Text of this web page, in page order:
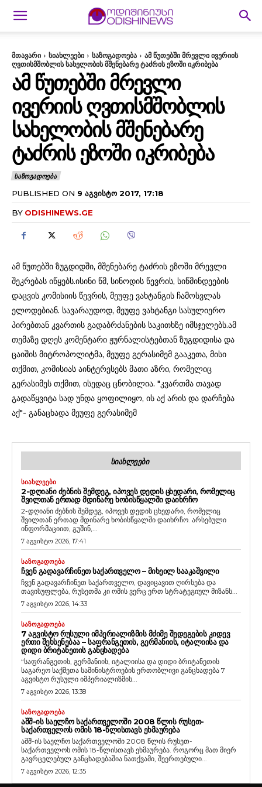
მთავარი სიახლეები საზოგადოება
ამ წუთებში მრევლი ივერიის
ღვთისმშობლის სახელობის მშენებარე ტაძრის ეზოში იკრიბება
ᲐᲛ ᲬᲣᲗᲔᲑᲨᲘ ᲛᲠᲔᲕᲚᲘ
ᲘᲕᲔᲠᲘᲘᲡ ᲦᲕᲗᲘᲡᲛᲨᲝᲑᲚᲘᲡ
ᲡᲐᲮᲔᲚᲝᲑᲘᲡ ᲛᲨᲔᲜᲔᲑᲐᲠᲔ
ᲢᲐᲫᲠᲘᲡ ᲔᲖᲝᲨᲘ ᲘᲙᲠᲘᲑᲔᲑᲐ
ᲡᲐᲖᲝᲒᲐᲓᲝᲔᲑᲐ
PUBLISHED ON 9 ᲐᲒᲕᲘᲡᲢᲝ 2017, 17:18
BY ODISHINEWS.GE
ამ წუთებში ზუგდიდში, მშენებარე ტაძრის ეზოში მრევლი
შეკრებას იწყებს.ისინი წმ, სინოდის წევრის, სიწმინდეების
დაცვის კომისიის წევრის, მეუფე ვახტანგის ჩამოსვლას
ელოდებიან. სავარაუდოდ, მეუფე ვახტანგი სასულიერო
პირებთან კვართის გადაბრძანების საკითხზე იმსჯელებს.ამ
თემაზე დღეს კომენტარი ჟურნალისტებთან ზუგდიდისა და
ცაიშის მიტროპოლიტმა, მეუფე გერასიმემ გააკეთა, მისი
თქმით, კომისიას აინტერესებს მათი აზრი, რომელიც
გერასიმეს თქმით, ისედაც ცნობილია. "კვართმა თავად
გადაწყვიტა სად უნდა ყოფილიყო, ის აქ არის და დარჩება
აქ"- განაცხადა მეუფე გერასიმემ
ᲡᲘᲐᲮᲚᲔᲔᲑᲘ
ᲡᲘᲐᲮᲚᲔᲔᲑᲘ
2-ᲓᲦᲘᲐᲜᲘ ᲫᲔᲑᲜᲘᲡ ᲨᲔᲛᲓᲔᲒ, ᲘᲞᲝᲕᲔᲡ ᲓᲔᲓᲘᲡ ᲪᲮᲔᲓᲐᲠᲘ, ᲠᲝᲛᲔᲚᲘᲪ
ᲨᲕᲘᲚᲗᲐᲜ ᲔᲠᲗᲐᲓ ᲛᲓᲘᲜᲐᲠᲔ ᲮᲝᲑᲘᲡᲬᲧᲐᲚᲨᲘ ᲓᲐᲘᲮᲠᲩᲝ
2-დღიანი ძებნის შემდეგ, იპოვეს დედის ცხედარი, რომელიც
შვილთან ერთად მდინარე ხობისწყალში დაიხრჩო. არსებული
ინფორმაციით, გუშინ,...
7 აგვისტო 2026, 17:41
ᲡᲐᲖᲝᲒᲐᲓᲝᲔᲑᲐ
ᲩᲕᲔᲜ ᲒᲐᲓᲐᲕᲐᲠᲩᲘᲜᲔᲗ ᲡᲐᲥᲐᲠᲗᲕᲔᲚᲝ – ᲛᲘᲮᲔᲘᲚ ᲡᲐᲐᲙᲐᲨᲕᲘᲚᲘ
ჩვენ გადავარჩინეთ საქართველო, დავიცავით ღირსება და
თავისუფლება, რუსეთმა კი ომის ვერც ერთ სტრატეგიულ მიზანს...
7 აგვისტო 2026, 14:33
ᲡᲐᲖᲝᲒᲐᲓᲝᲔᲑᲐ
7 ᲐᲒᲕᲘᲡᲢᲝ ᲠᲣᲡᲣᲚᲘ ᲘᲛᲞᲔᲠᲘᲐᲚᲘᲖᲛᲘᲡ ᲛᲫᲘᲛᲔ ᲨᲔᲓᲔᲒᲔᲑᲘᲡ ᲙᲘᲓᲔᲕ
ᲔᲠᲗᲘ ᲨᲔᲮᲡᲔᲜᲔᲑᲐᲐ – ᲡᲐᲤᲠᲐᲜᲒᲔᲗᲘᲡ, ᲒᲔᲠᲛᲐᲜᲘᲘᲡ, ᲘᲢᲐᲚᲘᲘᲡᲐ ᲓᲐ
ᲓᲘᲓᲘ ᲑᲠᲘᲢᲐᲜᲔᲗᲘᲡ ᲒᲐᲜᲪᲮᲐᲓᲔᲑᲐ
“საფრანგეთის, გერმანიის, იტალიისა და დიდი ბრიტანეთის
საგარეო საქმეთა სამინისტროების ერთობლივი განცხადება 7
აგვისტო რუსული იმპერიალიზმის...
7 აგვისტო 2026, 13:38
ᲡᲐᲖᲝᲒᲐᲓᲝᲔᲑᲐ
ᲐᲨᲨ-ᲘᲡ ᲡᲐᲔᲚᲩᲝ ᲡᲐᲥᲐᲠᲗᲕᲔᲚᲝᲨᲘ 2008 ᲬᲚᲘᲡ ᲠᲣᲡᲔᲗ-
ᲡᲐᲥᲐᲠᲗᲕᲔᲚᲝᲡ ᲝᲛᲘᲡ 18-ᲬᲚᲘᲡᲗᲐᲕᲡ ᲔᲮᲛᲐᲣᲠᲔᲑᲐ
აშშ-ის საელჩო საქართველოში 2008 წლის რუსეთ-
საქართველოს ომის 18-წლისთავს ეხმაურება. როგორც მათ მიერ
გავრცელებულ განცხადებაშია ნათქვამი, შეერთებული...
7 აგვისტო 2026, 12:35